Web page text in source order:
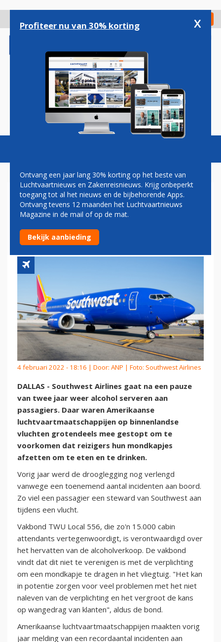
gaan
Check in
Magazine Podcasts Vacatures
SOUTHWEST AIRLINES
SCHENKT NA TWEE JAAR
WEER ALCOHOL
4 februari 2022 - 18:16 | Door: ANP | Foto: Southwest Airlines
DALLAS - Southwest Airlines gaat na een pauze
van twee jaar weer alcohol serveren aan
passagiers. Daar waren Amerikaanse
luchtvaartmaatschappijen op binnenlandse
vluchten grotendeels mee gestopt om te
voorkomen dat reizigers hun mondkapjes
afzetten om te eten en te drinken.
Vorig jaar werd de drooglegging nog verlengd
vanwege een toenemend aantal incidenten aan boord.
Zo viel een passagier een steward van Southwest aan
tijdens een vlucht.
Vakbond TWU Local 556, die zo'n 15.000 cabin
attendants vertegenwoordigt, is verontwaardigd over
het hervatten van de alcoholverkoop. De vakbond
vindt dat dit niet te verenigen is met de verplichting
om een mondkapje te dragen in het vliegtuig. "Het kan
in potentie zorgen voor veel problemen met het niet
naleven van de verplichting en het vergroot de kans
op wangedrag van klanten", aldus de bond.
Amerikaanse luchtvaartmaatschappijen maakten vorig
jaar melding van een recordaantal incidenten aan
Profiteer nu van 30% korting x
Ontvang een jaar lang 30% korting op het beste van
Luchtvaartnieuws en Zakenreisnieuws. Krijg onbeperkt
toegang tot al het nieuws en de bijbehorende Apps.
Ontvang tevens 12 maanden het Luchtvaartnieuws
Magazine in de mail of op de mat.
Bekijk aanbieding